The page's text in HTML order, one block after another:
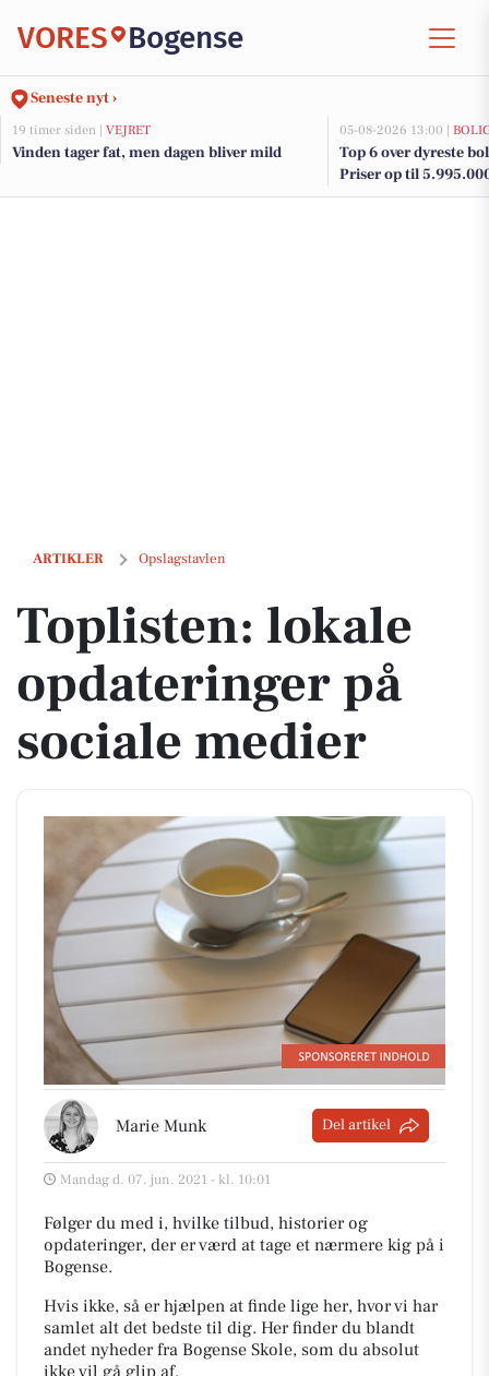
VORES Bogense
Seneste nyt ›
19 timer siden | VEJRET
Vinden tager fat, men dagen bliver mild
05-08-2026 13:00 |
Top 6 over dyreste
Priser op til
ARTIKLER Opslagstavlen
Toplisten: lokale opdateringer på sociale medier
Toplisten: lokale
opdateringer på
sociale medier
Marie Munk Del artikel
Mandag d. 07. jun. 2021 - kl. 10:01
Følger du med i, hvilke tilbud, historier og
opdateringer, der er værd at tage et nærmere kig på i
Bogense.
Hvis ikke, så er hjælpen at finde lige her, hvor vi har
samlet alt det bedste til dig. Her finder du blandt
andet nyheder fra Bogense Skole, som du absolut
ikke vil gå glip af.